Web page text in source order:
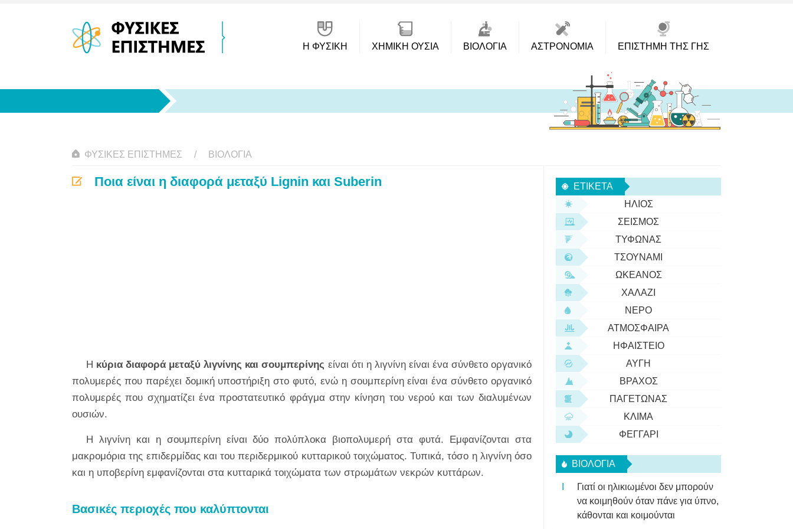
Η ΦΥΣΙΚΗ ΧΗΜΙΚΉ ΟΥΣΊΑ ΒΙΟΛΟΓΊΑ ΑΣΤΡΟΝΟΜΊΑ ΕΠΙΣΤΉΜΗ ΤΗΣ ΓΗΣ
ΦΥΣΙΚΈΣ ΕΠΙΣΤΉΜΕΣ ΒΙΟΛΟΓΊΑ
Ποια είναι η διαφορά μεταξύ Lignin και Suberin
Η κύρια διαφορά μεταξύ λιγνίνης και σουμπερίνης είναι ότι η λιγνίνη είναι ένα σύνθετο οργανικό
πολυμερές που παρέχει δομική υποστήριξη στο φυτό, ενώ η σουμπερίνη είναι ένα σύνθετο οργανικό
πολυμερές που σχηματίζει ένα προστατευτικό φράγμα στην κίνηση του νερού και των διαλυμένων
ουσιών.
Η λιγνίνη και η σουμπερίνη είναι δύο πολύπλοκα βιοπολυμερή στα φυτά. Εμφανίζονται στα
μακρομόρια της επιδερμίδας και του περιδερμικού κυτταρικού τοιχώματος. Τυπικά, τόσο η λιγνίνη όσο
και η υποβερίνη εμφανίζονται στα κυτταρικά τοιχώματα των στρωμάτων νεκρών κυττάρων.
Βασικές περιοχές που καλύπτονται
ΕΤΙΚΈΤΑ
ΉΛΙΟΣ
ΣΕΙΣΜΌΣ
ΤΥΦΏΝΑΣ
ΤΣΟΥΝΆΜΙ
ΩΚΕΑΝΌΣ
ΧΑΛΆΖΙ
ΝΕΡΌ
ΑΤΜΌΣΦΑΙΡΑ
ΗΦΑΊΣΤΕΙΟ
ΑΥΓΉ
ΒΡΆΧΟΣ
ΠΑΓΕΤΏΝΑΣ
ΚΛΊΜΑ
ΦΕΓΓΆΡΙ
ΒΙΟΛΟΓΊΑ
Γιατί οι ηλικιωμένοι δεν μπορούν
να κοιμηθούν όταν πάνε για ύπνο,
κάθονται και κοιμούνται